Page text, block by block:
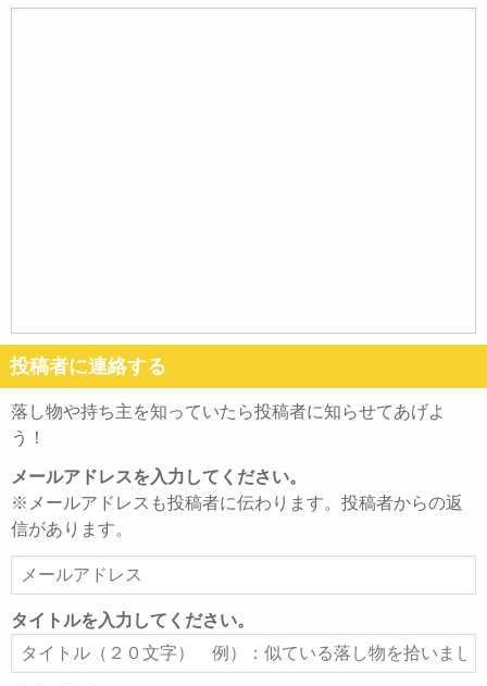
投稿者に連絡する
落し物や持ち主を知っていたら投稿者に知らせてあげよ
う！
メールアドレスを入力してください。
※メールアドレスも投稿者に伝わります。投稿者からの返
信があります。
ー
ル
ア
ド
タイトルを入力してください。
タ
イ